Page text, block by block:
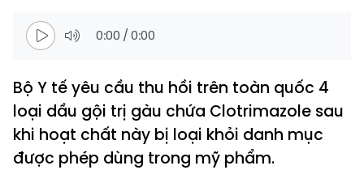
0:00 /0:00
Bộ Y tế yêu cầu thu hồi trên toàn quốc 4
loại dầu gội trị gàu chứa Clotrimazole sau
khi hoạt chất này bị loại khỏi danh mục
được phép dùng trong mỹ phẩm.